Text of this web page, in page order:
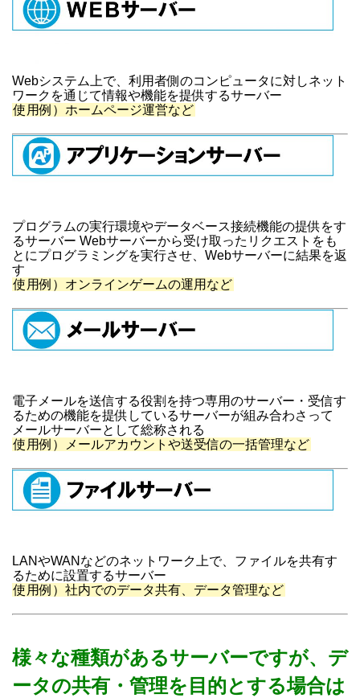
Webシステム上で、利用者側のコンピュータに対しネット
ワークを通じて情報や機能を提供するサーバー
使用例）ホームページ運営など
プログラムの実行環境やデータベース接続機能の提供をす
るサーバー Webサーバーから受け取ったリクエストをも
とにプログラミングを実行させ、Webサーバーに結果を返
す
使用例）オンラインゲームの運用など
電子メールを送信する役割を持つ専用のサーバー・受信す
るための機能を提供しているサーバーが組み合わさって
メールサーバーとして総称される
使用例）メールアカウントや送受信の一括管理など
LANやWANなどのネットワーク上で、ファイルを共有す
るために設置するサーバー
使用例）社内でのデータ共有、データ管理など
様々な種類があるサーバーですが、デ
ータの共有・管理を目的とする場合は